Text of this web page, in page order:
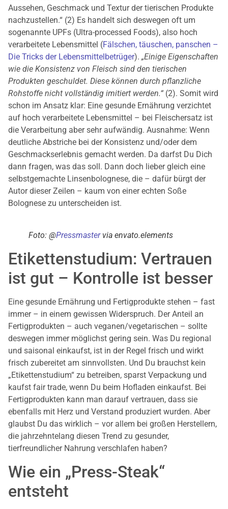
Aussehen, Geschmack und Textur der tierischen Produkte
nachzustellen.“ (2) Es handelt sich deswegen oft um
sogenannte UPFs (Ultra-processed Foods), also hoch
verarbeitete Lebensmittel (Fälschen, täuschen, panschen –
Die Tricks der Lebensmittelbetrüger). „Einige Eigenschaften
wie die Konsistenz von Fleisch sind den tierischen
Produkten geschuldet. Diese können durch pflanzliche
Rohstoffe nicht vollständig imitiert werden.“(2). Somit wird
schon im Ansatz klar: Eine gesunde Ernährung verzichtet
auf hoch verarbeitete Lebensmittel – bei Fleischersatz ist
die Verarbeitung aber sehr aufwändig. Ausnahme: Wenn
deutliche Abstriche bei der Konsistenz und/oder dem
Geschmackserlebnis gemacht werden. Da darfst Du Dich
dann fragen, was das soll. Dann doch lieber gleich eine
selbstgemachte Linsenbolognese, die – dafür bürgt der
Autor dieser Zeilen – kaum von einer echten Soße
Bolognese zu unterscheiden ist.
Foto: @Pressmastervia envato.elements
Etikettenstudium: Vertrauen
ist gut – Kontrolle ist besser
Eine gesunde Ernährung und Fertigprodukte stehen – fast
immer – in einem gewissen Widerspruch. Der Anteil an
Fertigprodukten – auch veganen/vegetarischen – sollte
deswegen immer möglichst gering sein. Was Du regional
und saisonal einkaufst, ist in der Regel frisch und wirkt
frisch zubereitet am sinnvollsten. Und Du brauchst kein
„Etikettenstudium“ zu betreiben, sparst Verpackung und
kaufst fair trade, wenn Du beim Hofladen einkaufst. Bei
Fertigprodukten kann man darauf vertrauen, dass sie
ebenfalls mit Herz und Verstand produziert wurden. Aber
glaubst Du das wirklich – vor allem bei großen Herstellern,
die jahrzehntelang diesen Trend zu gesunder,
tierfreundlicher Nahrung verschlafen haben?
Wie ein „Press-Steak“
entsteht